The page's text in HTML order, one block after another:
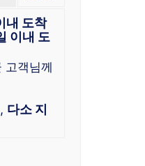
내 도착
이내 도
고객님께
다소 지